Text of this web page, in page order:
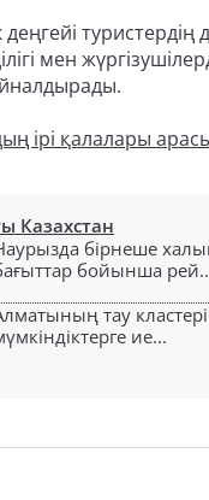
деңгейі
мен
ірі қалалары
Казахстан
бірнеше
бойынша
тау
ие...